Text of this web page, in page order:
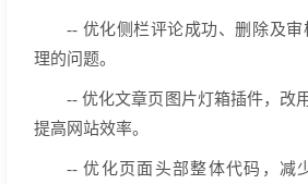
-- 优化侧栏评论成功、删除及
理的问题。
-- 优化文章页图片灯箱插件，改
提高网站效率。
-- 优化页面头部整体代码，减